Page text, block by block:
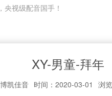
视级配音国手！
XY-男童-拜年
凯佳音 时间：2020-03-01 浏